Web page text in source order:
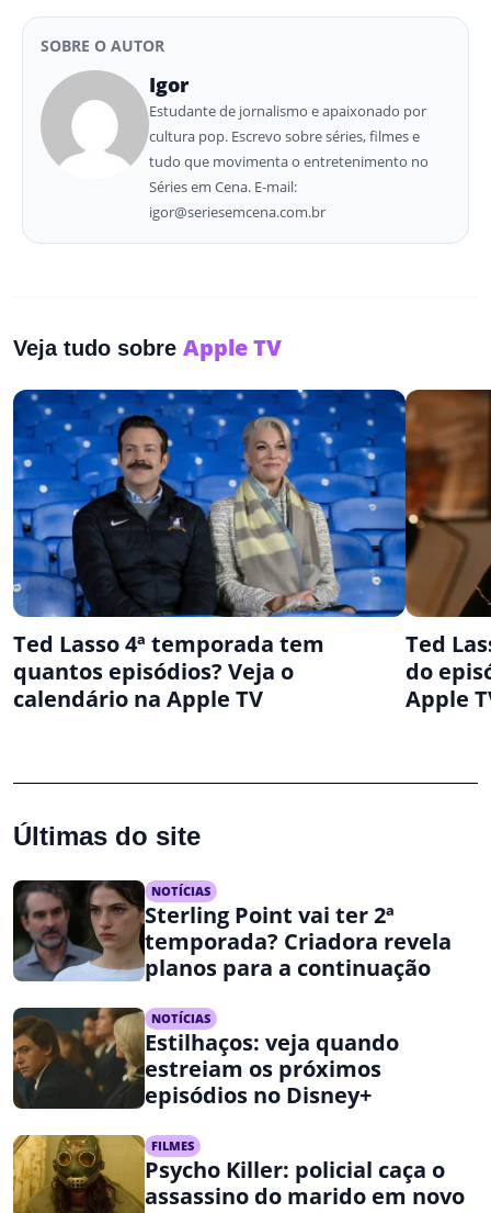
SOBRE O AUTOR
Igor
Estudante de jornalismo e apaixonado por
cultura pop. Escrevo sobre séries, filmes e
tudo que movimenta o entretenimento no
Séries em Cena. E-mail:
igor@seriesemcena.com.br
Veja tudo sobre Apple TV
Ted Lasso 4ª temporada tem
quantos episódios? Veja o
calendário na Apple TV
Ted
do
Apple
Últimas do site
NOTÍCIAS
Sterling Point vai ter 2ª
temporada? Criadora revela
planos para a continuação
NOTÍCIAS
Estilhaços: veja quando
estreiam os próximos
episódios no Disney+
FILMES
Psycho Killer: policial caça o
assassino do marido em novo